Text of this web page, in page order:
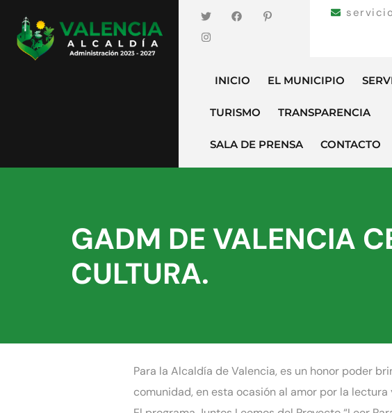
INICIO EL MUNICIPIO
TURISMO TRANSPARENCIA
SALA DE PRENSA CONTACTO
GADM DE VALENCIA
CULTURA.
Para la Alcaldía de Valencia, es un honor poder
comunidad, en esta ocasión al amor por la